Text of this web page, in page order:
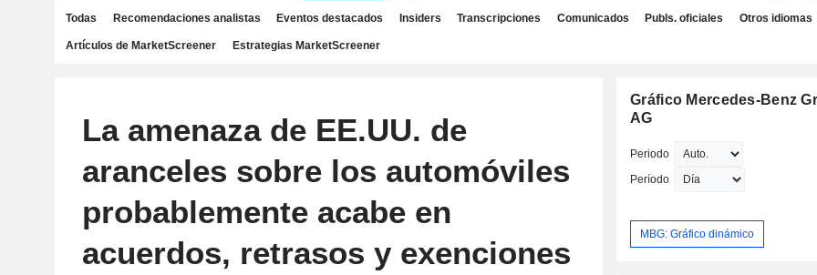
Todas Recomendaciones analistas Eventos destacados Insiders Transcripciones Comunicados Publs. oficiales Otros idiomas
Artículos de MarketScreener Estrategias MarketScreener
La amenaza de EE.UU. de
aranceles sobre los automóviles
probablemente acabe en
acuerdos, retrasos y exenciones
Gráfico Mercedes-Benz
AG
Periodo
Período
MBG: Gráfico dinámico